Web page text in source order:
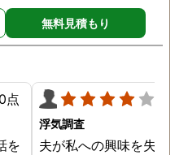
無料見積もり
点
を
浮気調査
夫が私への興味を失くし